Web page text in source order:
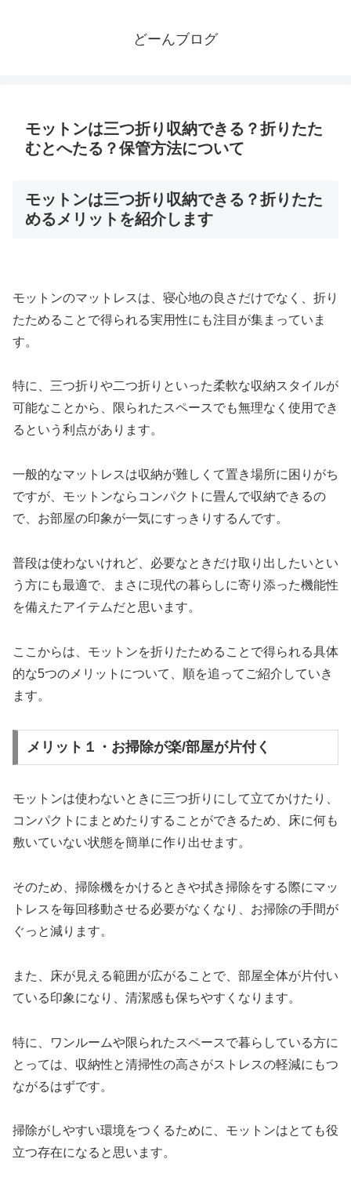
どーんブログ
モットンは三つ折り収納できる？折りたた
むとへたる？保管方法について
モットンは三つ折り収納できる？折りたた
めるメリットを紹介します
モットンのマットレスは、寝心地の良さだけでなく、折り
たためることで得られる実用性にも注目が集まっていま
す。
特に、三つ折りや二つ折りといった柔軟な収納スタイルが
可能なことから、限られたスペースでも無理なく使用でき
るという利点があります。
一般的なマットレスは収納が難しくて置き場所に困りがち
ですが、モットンならコンパクトに畳んで収納できるの
で、お部屋の印象が一気にすっきりするんです。
普段は使わないけれど、必要なときだけ取り出したいとい
う方にも最適で、まさに現代の暮らしに寄り添った機能性
を備えたアイテムだと思います。
ここからは、モットンを折りたためることで得られる具体
的な5つのメリットについて、順を追ってご紹介していき
ます。
メリット１・お掃除が楽/部屋が片付く
モットンは使わないときに三つ折りにして立てかけたり、
コンパクトにまとめたりすることができるため、床に何も
敷いていない状態を簡単に作り出せます。
そのため、掃除機をかけるときや拭き掃除をする際にマッ
トレスを毎回移動させる必要がなくなり、お掃除の手間が
ぐっと減ります。
また、床が見える範囲が広がることで、部屋全体が片付い
ている印象になり、清潔感も保ちやすくなります。
特に、ワンルームや限られたスペースで暮らしている方に
とっては、収納性と清掃性の高さがストレスの軽減にもつ
ながるはずです。
掃除がしやすい環境をつくるために、モットンはとても役
立つ存在になると思います。